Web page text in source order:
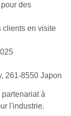
des
clients en visite
261-8550 Japon
à
l'industrie.